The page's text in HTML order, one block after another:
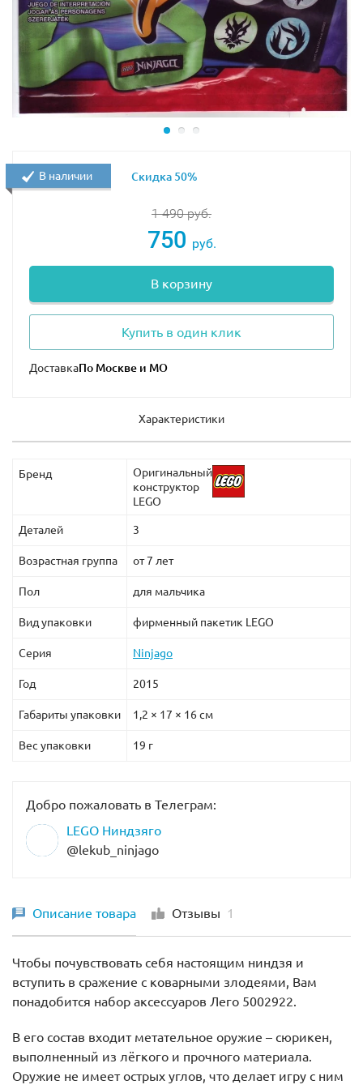
1 490руб.
750 руб.
В корзину
Купить в один клик
Доставка
В наличии Скидка 50%
Характеристики
Бренд
Оригинальный
конструктор
LEGO
Деталей 3
Возрастная группа от 7 лет
Пол для мальчика
Вид упаковки фирменный пакетик LEGO
Серия Ninjago
Год 2015
Габариты упаковки 1,2 × 17 × 16 см
Вес упаковки 19 г
Добро пожаловать в Телеграм:
LEGO Ниндзяго
@lekub_ninjago
Описание товара Отзывы 1
Чтобы почувствовать себя настоящим ниндзя и
вступить в сражение с коварными злодеями, Вам
понадобится набор аксессуаров Лего 5002922.
В его состав входит метательное оружие – сюрикен,
выполненный из лёгкого и прочного материала.
Оружие не имеет острых углов, что делает игру с ним